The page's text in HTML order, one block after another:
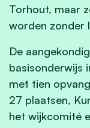
Torhout, maar
worden zonder
De
basisonderwijs
met tien
27 plaatsen,
het wijkcomité